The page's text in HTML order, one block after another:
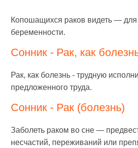
Копошащихся раков видеть —
беременности.
Сонник - Рак, как
Рак, как болезнь - трудную
предложенного труда.
Сонник - Рак (болезнь)
Заболеть раком во сне —
несчастий, переживаний или